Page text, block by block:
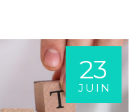
23
JUIN